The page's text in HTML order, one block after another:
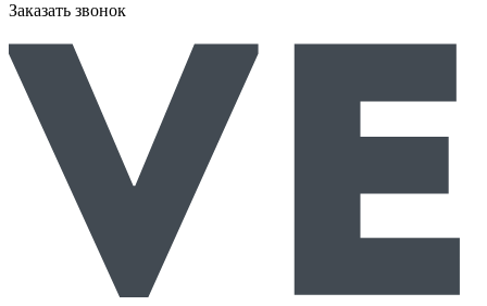
Заказать звонок